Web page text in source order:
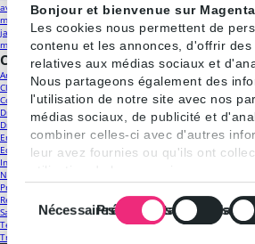
Bonjour et bienvenue sur
Les cookies nous permettent de
contenu et les annonces, d'offrir
relatives aux médias sociaux et
Nous partageons également des
l'utilisation de notre site avec nos
médias sociaux, de publicité et
combiner celles-ci avec d'autres
leur avez fournies ou qu'ils ont
NécessairesPréférencesStatistiques
avril 2010
mars 2010
janvier 2010
mars 2009
Catégories
Antitrust(18)
Classements(19)
Contrôle des concentrations(25)
Droit de la distribution et contrats commerciaux(23)
Droit public (13)
Energie(12)
Equipe
(18)
Internet et nouvelles technologies
Non classé
Presse
Regulatory
Santé
Télécoms
Transport